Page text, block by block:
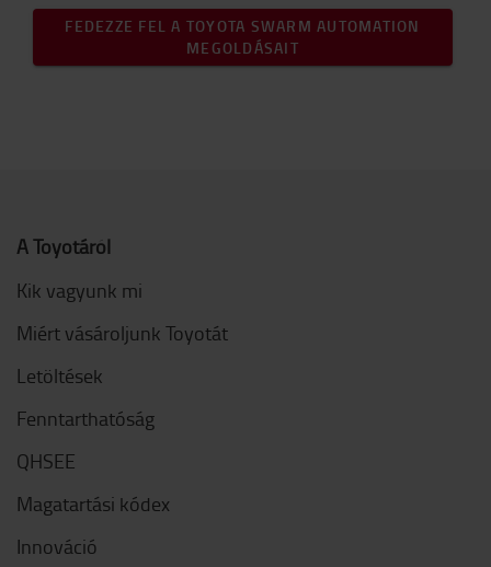
FEDEZZE FEL A TOYOTA SWARM AUTOMATION
MEGOLDÁSAIT
A Toyotáról
Kik vagyunk mi
Miért vásároljunk Toyotát
Letöltések
Fenntarthatóság
QHSEE
Magatartási kódex
Innováció